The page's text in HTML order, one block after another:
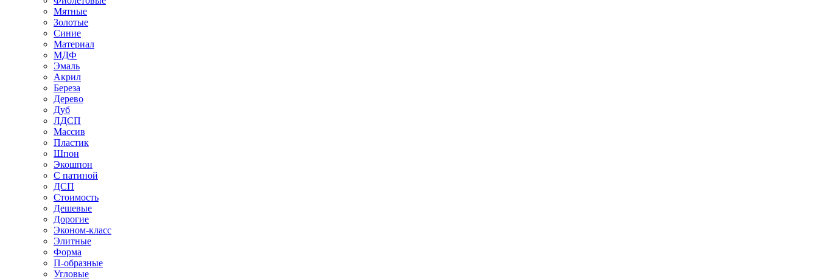
Мятные
Золотые
Синие
Материал
МДФ
Эмаль
Акрил
Береза
Дерево
Дуб
ЛДСП
Массив
Пластик
Шпон
Экошпон
С патиной
ДСП
Стоимость
Дешевые
Дорогие
Эконом-класс
Элитные
Форма
П-образные
Угловые